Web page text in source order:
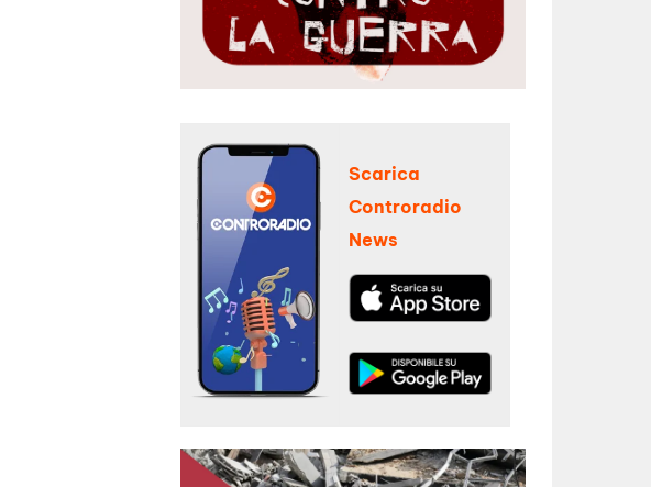
Scarica
Controradio
News